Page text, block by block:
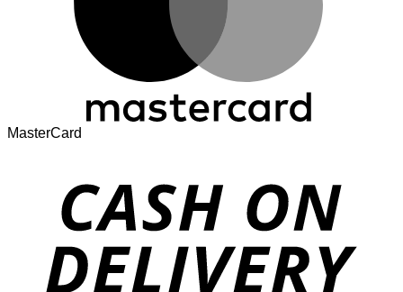
MasterCard